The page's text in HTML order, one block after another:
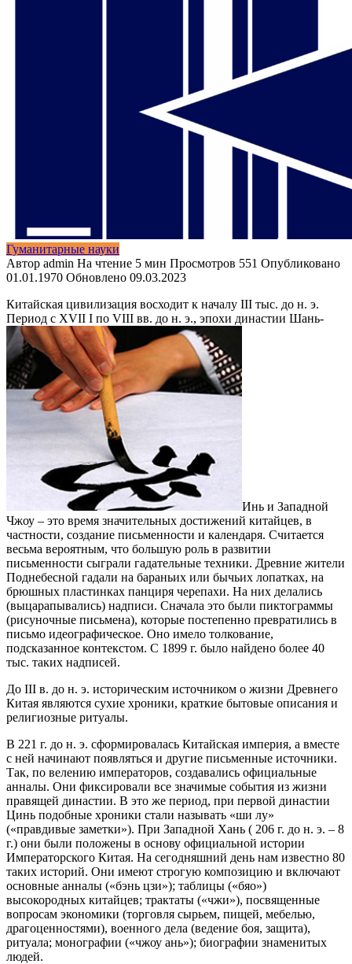
Гуманитарные науки
Автор admin На чтение 5 мин Просмотров 551 Опубликовано
01.01.1970 Обновлено 09.03.2023
Китайская цивилизация восходит к началу III тыс. до н. э.
Период с XVII I по VIII вв. до н. э., эпохи династии Шань-
Инь и Западной
Чжоу – это время значительных достижений китайцев, в
частности, создание письменности и календаря. Считается
весьма вероятным, что большую роль в развитии
письменности сыграли гадательные техники. Древние жители
Поднебесной гадали на бараньих или бычьих лопатках, на
брюшных пластинках панциря черепахи. На них делались
(выцарапывались) надписи. Сначала это были пиктограммы
(рисуночные письмена), которые постепенно превратились в
письмо идеографическое. Оно имело толкование,
подсказанное контекстом. С 1899 г. было найдено более 40
тыс. таких надписей.
До III в. до н. э. историческим источником о жизни Древнего
Китая являются сухие хроники, краткие бытовые описания и
религиозные ритуалы.
В 221 г. до н. э. сформировалась Китайская империя, а вместе
с ней начинают появляться и другие письменные источники.
Так, по велению императоров, создавались официальные
анналы. Они фиксировали все значимые события из жизни
правящей династии. В это же период, при первой династии
Цинь подобные хроники стали называть «ши лу»
(«правдивые заметки»). При Западной Хань ( 206 г. до н. э. – 8
г.) они были положены в основу официальной истории
Императорского Китая. На сегодняшний день нам известно 80
таких историй. Они имеют строгую композицию и включают
основные анналы («бэнь цзи»); таблицы («бяо»)
высокородных китайцев; трактаты («чжи»), посвященные
вопросам экономики (торговля сырьем, пищей, мебелью,
драгоценностями), военного дела (ведение боя, защита),
ритуала; монографии («чжоу ань»); биографии знаменитых
людей.